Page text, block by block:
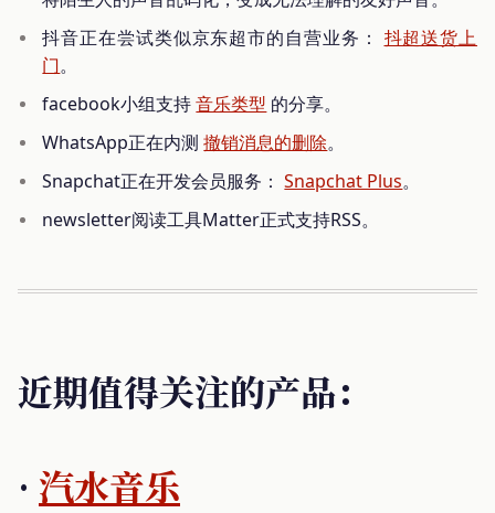
抖音正在尝试类似京东超市的自营业务： 抖超送货上
门。
facebook小组支持音乐类型 的分享。
WhatsApp正在内测撤销消息的删除。
Snapchat正在开发会员服务：Snapchat Plus。
newsletter阅读工具Matter正式支持RSS。
近期值得关注的产品：
· 汽水音乐